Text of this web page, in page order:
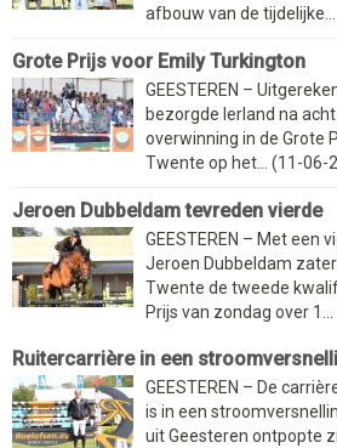
afbouw van de
Grote Prijs voor Emily Turkington
GEESTEREN –
bezorgde Ierland na
overwinning in de Grote
Twente op het... (11-06-
Jeroen Dubbeldam tevreden vierde
GEESTEREN – Met een
Jeroen Dubbeldam
Twente de tweede
Prijs van zondag over
Ruitercarrière in een
GEESTEREN – De
is in een
uit Geesteren ontpopte